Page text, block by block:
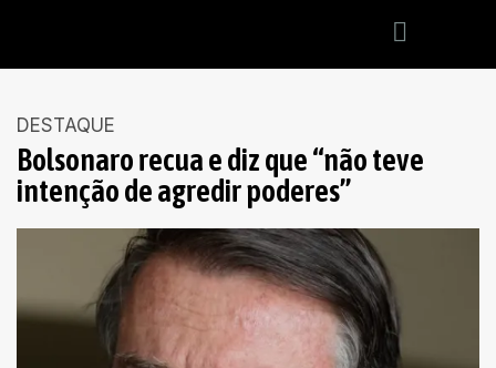
DESTAQUE
Bolsonaro recua e diz que “não teve
intenção de agredir poderes”